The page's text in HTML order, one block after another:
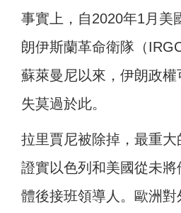
事實上，自2020年1月美
朗伊斯蘭革命衛隊（
蘇萊曼尼以來，伊朗政
失莫過於此。
拉里賈尼被除掉，最重
證實以色列和美國從未
體後接班領導人。歐洲